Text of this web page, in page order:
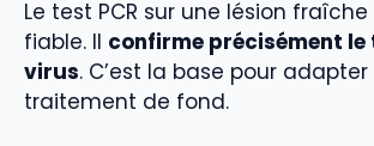
Le test PCR sur une lésion
fiable. Il confirme précisément le
virus. C’est la base pour
traitement de fond.